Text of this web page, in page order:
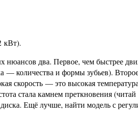
кВт).
нюансов два. Первое, чем быстрее
— количества и формы зубьев).
скорость — это высокая
стала камнем преткновения (читай
Ещё лучше, найти модель с